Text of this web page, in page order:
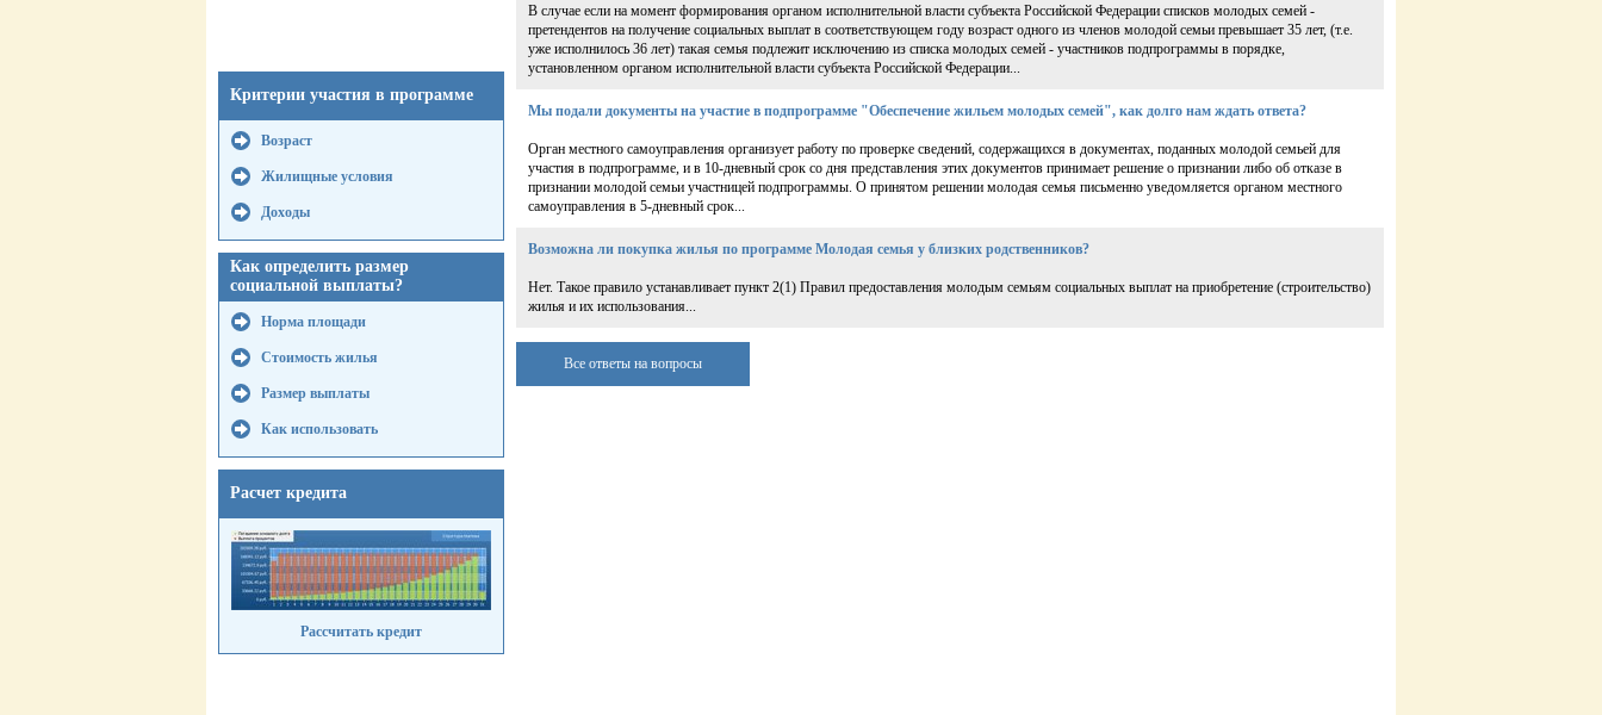
Критерии участия в программе
Возраст
Жилищные условия
Доходы
Как определить размер
социальной выплаты?
Норма площади
Стоимость жилья
Размер выплаты
Как использовать
Расчет кредита
Рассчитать кредит
В случае если на момент формирования органом исполнительной власти субъекта Российской Федерации списков молодых семей -
претендентов на получение социальных выплат в соответствующем году возраст одного из членов молодой семьи превышает 35 лет, (т.е.
уже исполнилось 36 лет) такая семья подлежит исключению из списка молодых семей - участников подпрограммы в порядке,
установленном органом исполнительной власти субъекта Российской Федерации...
Мы подали документы на участие в подпрограмме "Обеспечение жильем молодых семей", как долго нам ждать ответа?
Орган местного самоуправления организует работу по проверке сведений, содержащихся в документах, поданных молодой семьей для
участия в подпрограмме, и в 10-дневный срок со дня представления этих документов принимает решение о признании либо об отказе в
признании молодой семьи участницей подпрограммы. О принятом решении молодая семья письменно уведомляется органом местного
самоуправления в 5-дневный срок...
Возможна ли покупка жилья по программе Молодая семья у близких родственников?
Нет. Такое правило устанавливает пункт 2(1) Правил предоставления молодым семьям социальных выплат на приобретение (строительство)
жилья и их использования...
Все ответы на вопросы